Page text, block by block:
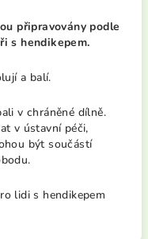
připravovány podle
s hendikepem.
a balí.
v chráněné dílně.
v ústavní péči,
být součástí
lidi s hendikepem